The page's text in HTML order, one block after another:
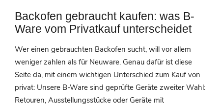
Backofen gebraucht kaufen: was B-
Ware vom Privatkauf unterscheidet
Wer einen gebrauchten Backofen sucht, will vor allem
weniger zahlen als für Neuware. Genau dafür ist diese
Seite da, mit einem wichtigen Unterschied zum Kauf von
privat: Unsere B-Ware sind geprüfte Geräte zweiter Wahl:
Retouren, Ausstellungsstücke oder Geräte mit